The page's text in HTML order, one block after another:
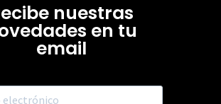
nuestras
en tu
email